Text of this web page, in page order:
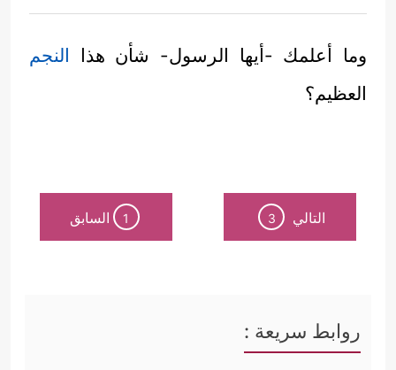
وما أعلمك -أيها الرسول- شأن هذا النجم
العظيم؟
التالي 3
1 السابق
روابط سريعة :